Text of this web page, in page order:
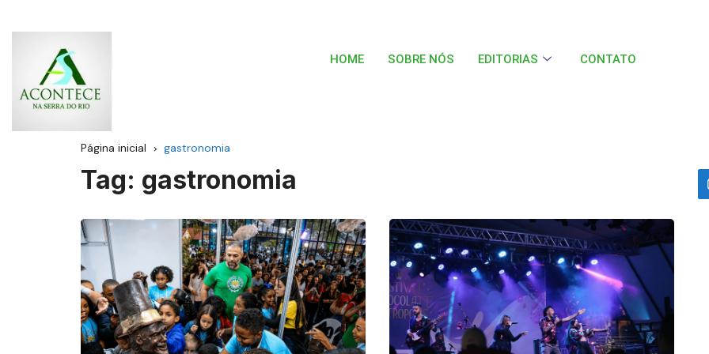
HOME SOBRE NÓS EDITORIAS CONTATO
Página inicial gastronomia
Tag: gastronomia